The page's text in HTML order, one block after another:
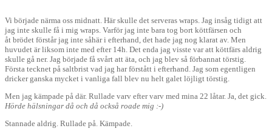
Vi började närma oss midnatt. Här skulle det serveras wraps. Jag insåg tidigt att
jag inte skulle få i mig wraps. Varför jag inte bara tog bort köttfärsen och
åt brödet förstår jag inte såhär i efterhand, det hade jag nog klarat av. Men
huvudet är liksom inte med efter 14h. Det enda jag visste var att köttfärs aldrig
skulle gå ner. Jag började få svårt att äta, och jag blev så förbannat törstig.
Första tecknet på saltbrist vad jag har förstått i efterhand. Jag som egentligen
dricker ganska mycket i vanliga fall blev nu helt galet löjligt törstig.
Men jag kämpade på där. Rullade varv efter varv med mina 22 låtar. Ja, det gick.
Hörde hälsningar då och då också roade mig :-)
Stannade aldrig. Rullade på. Kämpade.